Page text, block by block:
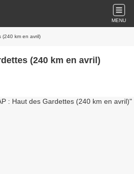
MENU
(240 km en avril)
(240 km en avril)